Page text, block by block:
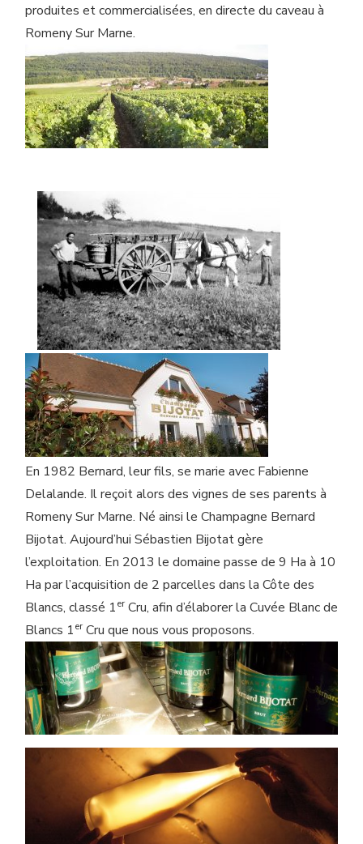
produites et commercialisées, en directe du caveau à
Romeny Sur Marne.
En 1982 Bernard, leur fils, se marie avec Fabienne
Delalande. Il reçoit alors des vignes de ses parents à
Romeny Sur Marne. Né ainsi le Champagne Bernard
Bijotat. Aujourd’hui Sébastien Bijotat gère
l’exploitation. En 2013 le domaine passe de 9 Ha à 10
Ha par l’acquisition de 2 parcelles dans la Côte des
Blancs, classé 1er Cru, afin d’élaborer la Cuvée Blanc de
Blancs 1er Cru que nous vous proposons.